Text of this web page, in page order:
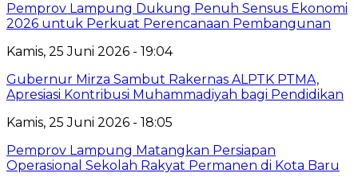
Pemprov Lampung Dukung Penuh Sensus Ekonomi
2026 untuk Perkuat Perencanaan Pembangunan
Kamis, 25 Juni 2026 - 19:04
Gubernur Mirza Sambut Rakernas ALPTK PTMA,
Apresiasi Kontribusi Muhammadiyah bagi Pendidikan
Kamis, 25 Juni 2026 - 18:05
Pemprov Lampung Matangkan Persiapan
Operasional Sekolah Rakyat Permanen di Kota Baru